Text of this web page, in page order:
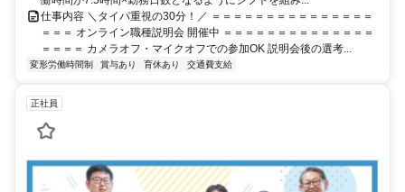
仕事内容 ＼タイパ重視の30分！／ ＝＝＝＝＝＝＝＝＝＝＝＝＝＝＝
＝＝＝ オンライン職種説明会 開催中 ＝＝＝＝＝＝＝＝＝＝＝＝＝＝
＝＝＝＝ カメラオフ・マイクオフでの参加OK 説明会後の選考...
変形労働時間制 賞与あり 育休あり 交通費支給
正社員